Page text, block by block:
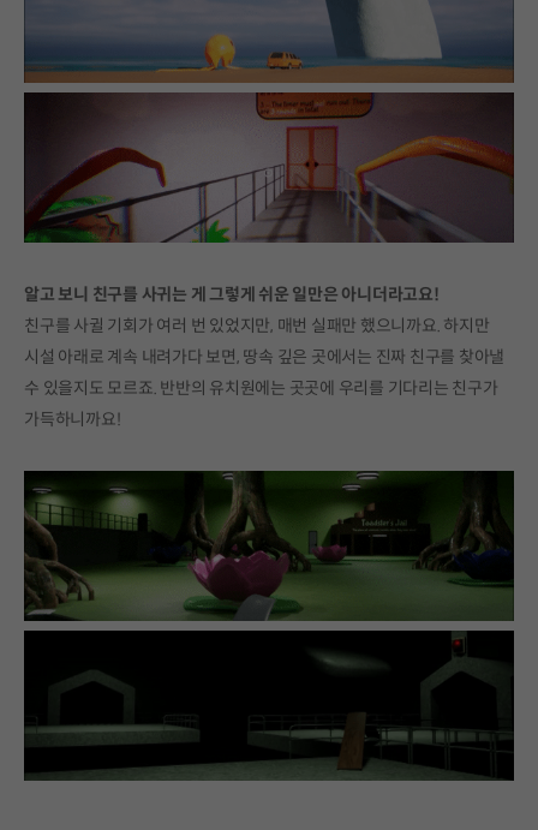
알고 보니 친구를 사귀는 게 그렇게 쉬운 일만은 아니더라고요!
친구를 사귈 기회가 여러 번 있었지만, 매번 실패만 했으니까요. 하지만
시설 아래로 계속 내려가다 보면, 땅속 깊은 곳에서는 진짜 친구를 찾아낼
수 있을지도 모르죠. 반반의 유치원에는 곳곳에 우리를 기다리는 친구가
가득하니까요!